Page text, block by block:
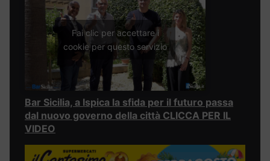
Fai clic per accettare i
cookie per questo servizio
Bar Sicilia, a Ispica la sfida per il futuro passa
dal nuovo governo della città CLICCA PER IL
VIDEO